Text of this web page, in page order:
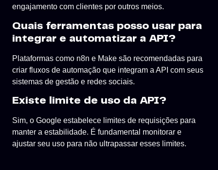
engajamento com clientes por outros meios.
Quais ferramentas posso usar para
integrar e automatizar a API?
Plataformas como n8n e Make são recomendadas para
criar fluxos de automação que integram a API com seus
sistemas de gestão e redes sociais.
Existe limite de uso da API?
Sim, o Google estabelece limites de requisições para
manter a estabilidade. É fundamental monitorar e
ajustar seu uso para não ultrapassar esses limites.